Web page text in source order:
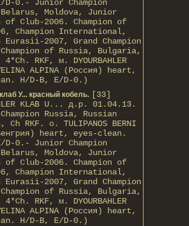
D-0.- Junior Champion
Moldova, Junior
of Club-2006. Champion of
Champion International,
Eurasii-2007, Grand Champion
of Russia, Bulgaria,
RKF, м. DYOURBAHLER
ALPINA (Россия) heart,
H/D-В, E/D-0.)
У... красный кобель. [33]
KLAB U... д.р. 01.04.13.
Russia, Russian
Ch RKF. о. TULIPANOS BERNI
heart, eyes-clean.
D-0.- Junior Champion
Moldova, Junior
of Club-2006. Champion of
Champion International,
Eurasii-2007, Grand Champion
of Russia, Bulgaria,
RKF, м. DYOURBAHLER
ALPINA (Россия) heart,
H/D-В, E/D-0.)